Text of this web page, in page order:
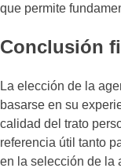
que permite
Conclusión
La elección de la
basarse en su
calidad del trato
referencia útil tanto
en la selección de la